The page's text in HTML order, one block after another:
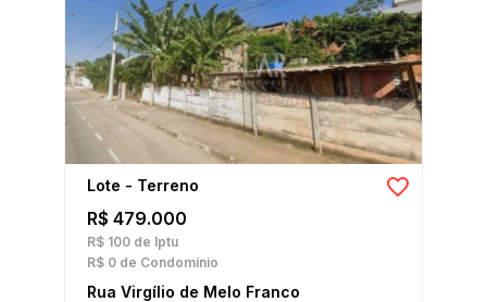
Lote - Terreno
R$ 479.000
R$ 100 de Iptu
R$ 0 de Condomínio
Rua Virgílio de Melo Franco